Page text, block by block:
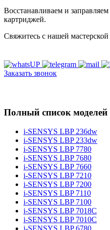
Восстанавливаем и
картриджей.
Свяжитесь с нашей
Заказать звонок
Полный список моделей
i-SENSYS LBP 236dw
i-SENSYS LBP 233dw
i-SENSYS LBP 7780
i-SENSYS LBP 7680
i-SENSYS LBP 7660
i-SENSYS LBP 7210
i-SENSYS LBP 7200
i-SENSYS LBP 7110
i-SENSYS LBP 7100
i-SENSYS LBP 7018C
i-SENSYS LBP 7010C
i-SENSYS LBP 6780